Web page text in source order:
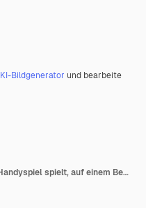
KI-Bildgenerator und bearbeite
Nettes kleines Kleinkind, das Handyspiel spielt, auf einem Bett liegend und Smartphone hält